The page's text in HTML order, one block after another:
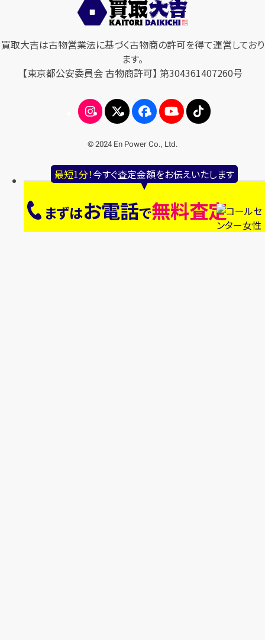
最短1分！今すぐ査定金額をお伝えいたします
まずはお電話で無料査定
買取大吉は古物営業法に基づく古物商の許可を得て運営しており
ます。
【東京都公安委員会 古物商許可】 第304361407260号
© 2024 En Power Co., Ltd.